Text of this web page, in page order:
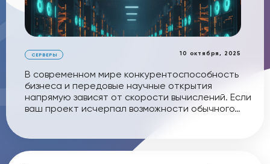
10 октября, 2025
СЕРВЕРЫ
В современном мире конкурентоспособность
бизнеса и передовые научные открытия
напрямую зависят от скорости вычислений. Если
ваш проект исчерпал возможности обычного…